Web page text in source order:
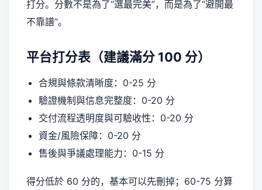
打分。分數不是為了“選最完美”，而是為了“避開最
不靠譜”。
平台打分表（建議滿分 100 分）
合規與條款清晰度：0-25 分
驗證機制與信息完整度：0-20 分
交付流程透明度與可驗收性：0-20 分
資金/風險保障：0-20 分
售後與爭議處理能力：0-15 分
得分低於 60 分的，基本可以先刪掉；60-75 分算